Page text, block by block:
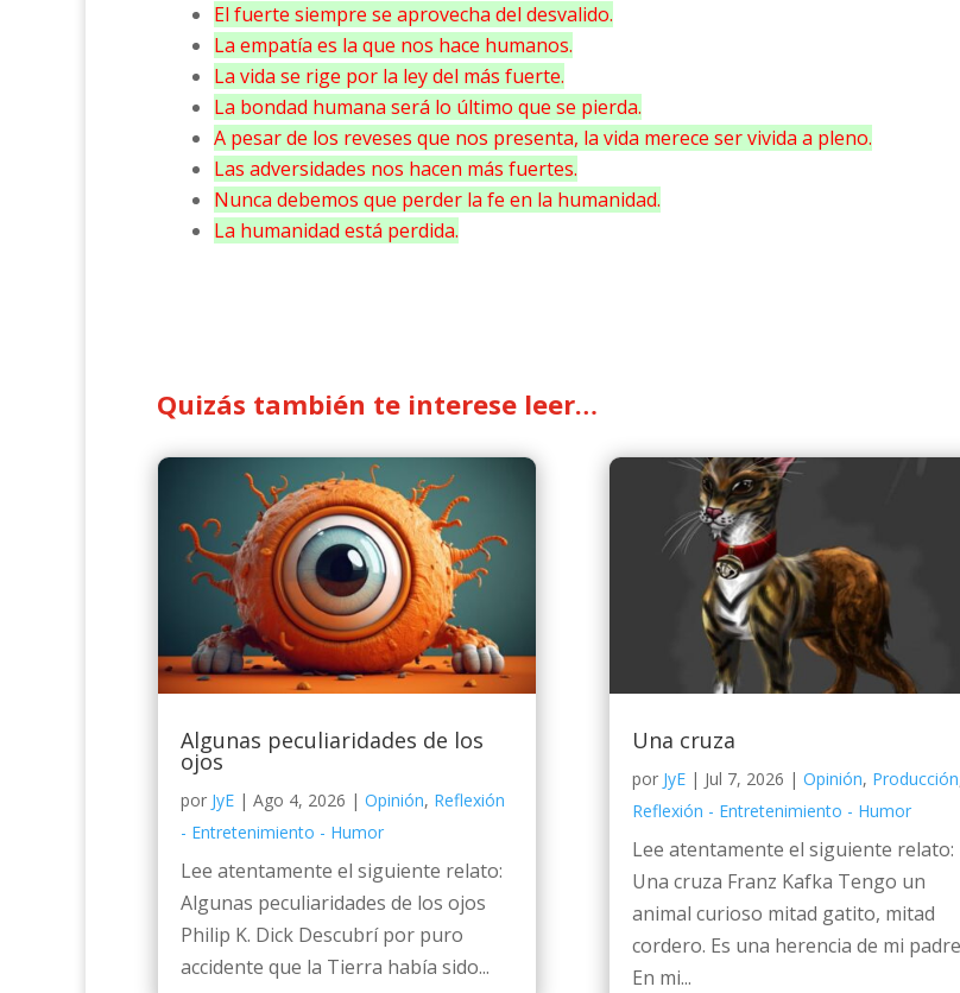
El fuerte siempre se aprovecha del desvalido.
La empatía es la que nos hace humanos.
La vida se rige por la ley del más fuerte.
La bondad humana será lo último que se pierda.
A pesar de los reveses que nos presenta, la vida merece ser vivida a pleno.
Las adversidades nos hacen más fuertes.
Nunca debemos que perder la fe en la humanidad.
La humanidad está perdida.
Quizás también te interese leer…
Algunas peculiaridades de los
ojos
por JyE | Ago 4, 2026 | Opinión, Reflexión
- Entretenimiento - Humor
Lee atentamente el siguiente relato:
Algunas peculiaridades de los ojos
Philip K. Dick Descubrí por puro
accidente que la Tierra había sido...
Una cruza
por JyE| Jul 7, 2026 | Opinión, Producción
Reflexión - Entretenimiento - Humor
Lee atentamente el siguiente relato:
Una cruza Franz Kafka Tengo un
animal curioso mitad gatito, mitad
cordero. Es una herencia de mi
En mi...